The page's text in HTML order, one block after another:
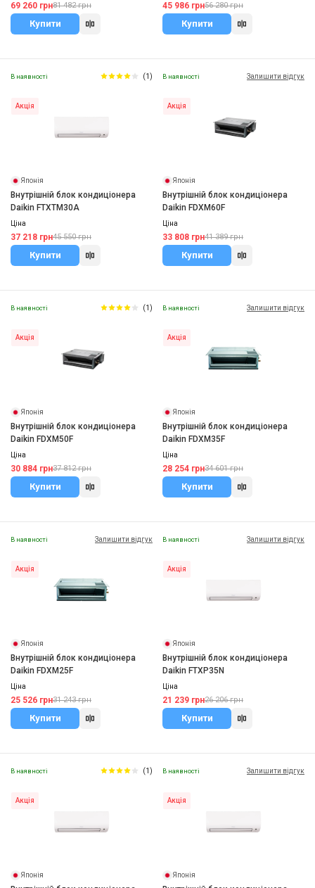
69 260 грн81 482 грн
Купити
45 986 грн56 280 грн
Купити
В наявності (1)
Акція
Японія
Внутрішній блок кондиціонера
Daikin FTXTM30A
Ціна
37 218 грн45 550 грн
Купити
В наявності Залишити відгук
Акція
Японія
Внутрішній блок кондиціонера
Daikin FDXM60F
Ціна
33 808 грн41 389 грн
Купити
В наявності (1)
Акція
Японія
Внутрішній блок кондиціонера
Daikin FDXM50F
Ціна
30 884 грн37 812 грн
Купити
В наявності Залишити відгук
Акція
Японія
Внутрішній блок кондиціонера
Daikin FDXM35F
Ціна
28 254 грн34 601 грн
Купити
В наявності Залишити відгук
Акція
Японія
Внутрішній блок кондиціонера
Daikin FDXM25F
Ціна
25 526 грн31 243 грн
Купити
В наявності Залишити відгук
Акція
Японія
Внутрішній блок кондиціонера
Daikin FTXP35N
Ціна
21 239 грн26 206 грн
Купити
В наявності (1)
Акція
Японія
В наявності Залишити відгук
Акція
Японія